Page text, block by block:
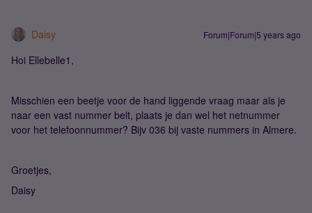
Daisy Forum|Forum|5 years ago
Hoi Ellebelle1,
Misschien een beetje voor de hand liggende vraag maar als je
naar een vast nummer belt, plaats je dan wel het netnummer
voor het telefoonnummer? Bijv 036 bij vaste nummers in Almere.
Groetjes,
Daisy